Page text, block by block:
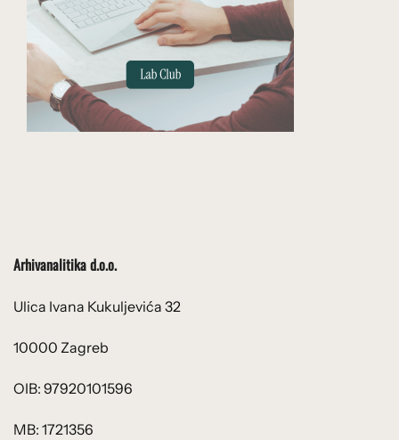
Arhivanalitika d.o.o.
Ulica Ivana Kukuljevića 32
10000 Zagreb
OIB: 97920101596
MB: 1721356